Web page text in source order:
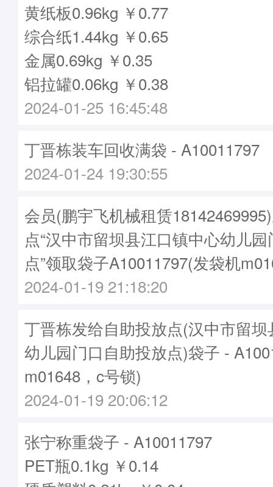
黄纸板0.96kg ￥0.77
综合纸1.44kg ￥0.65
金属0.69kg ￥0.35
铝拉罐0.06kg ￥0.38
2024-01-25 16:45:48
丁晋栋装车回收满袋 - A10011797
2024-01-24 19:30:55
会员(鹏宇飞机械租赁
点“汉中市留坝县江口镇中心幼儿
点”领取袋子A10011797(发袋机
2024-01-19 21:18:20
丁晋栋发给自助投放点(汉中市留
幼儿园门口自助投放点)袋子 -
m01648，c号锁)
2024-01-19 20:06:12
张宁称重袋子 - A10011797
PET瓶0.1kg ￥0.14